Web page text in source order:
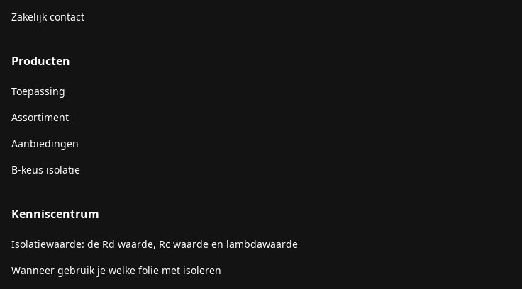
Zakelijk contact
Producten
Toepassing
Assortiment
Aanbiedingen
B-keus isolatie
Kenniscentrum
Isolatiewaarde: de Rd waarde, Rc waarde en lambdawaarde
Wanneer gebruik je welke folie met isoleren